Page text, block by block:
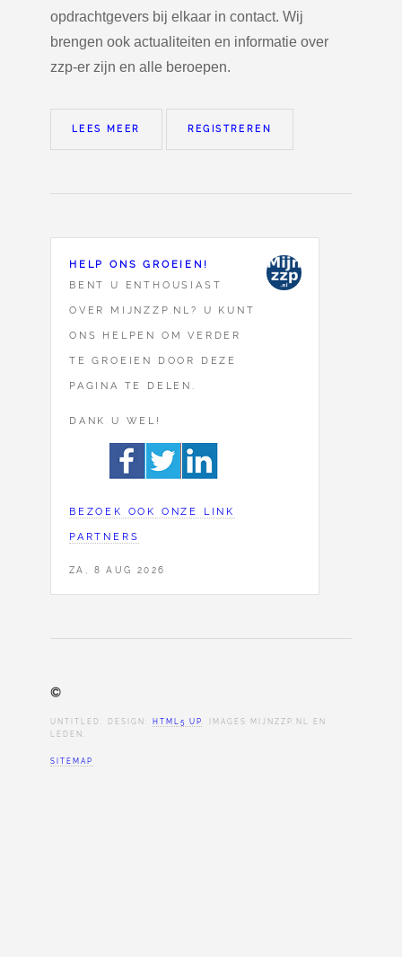
opdrachtgevers bij elkaar in contact. Wij
brengen ook actualiteiten en informatie over
zzp-er zijn en alle beroepen.
LEES MEER REGISTREREN
HELP ONS GROEIEN!
BENT U ENTHOUSIAST
OVER MIJNZZP.NL? U KUNT
ONS HELPEN OM VERDER
TE GROEIEN DOOR DEZE
PAGINA TE DELEN.
DANK U WEL!
BEZOEK OOK ONZE LINK
PARTNERS
ZA, 8 AUG 2026
©
UNTITLED. DESIGN: HTML5 UP. IMAGES MIJNZZP.NL EN
LEDEN.
SITEMAP